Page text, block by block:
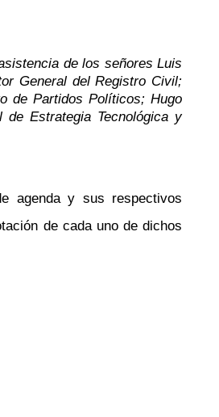
de los señores Luis
General del Registro Civil;
de Partidos Políticos; Hugo
Estrategia Tecnológica y
agenda y sus respectivos
de cada uno de dichos